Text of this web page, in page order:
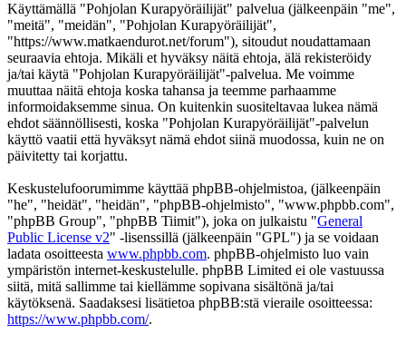
Käyttämällä "Pohjolan Kurapyöräilijät" palvelua (jälkeenpäin "me",
"meitä", "meidän", "Pohjolan Kurapyöräilijät",
"https://www.matkaendurot.net/forum"), sitoudut noudattamaan
seuraavia ehtoja. Mikäli et hyväksy näitä ehtoja, älä rekisteröidy
ja/tai käytä "Pohjolan Kurapyöräilijät"-palvelua. Me voimme
muuttaa näitä ehtoja koska tahansa ja teemme parhaamme
informoidaksemme sinua. On kuitenkin suositeltavaa lukea nämä
ehdot säännöllisesti, koska "Pohjolan Kurapyöräilijät"-palvelun
käyttö vaatii että hyväksyt nämä ehdot siinä muodossa, kuin ne on
päivitetty tai korjattu.
Keskustelufoorumimme käyttää phpBB-ohjelmistoa, (jälkeenpäin
"he", "heidät", "heidän", "phpBB-ohjelmisto", "www.phpbb.com",
"phpBB Group", "phpBB Tiimit"), joka on julkaistu "General
Public License v2" -lisenssillä (jälkeenpäin "GPL") ja se voidaan
ladata osoitteesta www.phpbb.com. phpBB-ohjelmisto luo vain
ympäristön internet-keskustelulle. phpBB Limited ei ole vastuussa
siitä, mitä sallimme tai kiellämme sopivana sisältönä ja/tai
käytöksenä. Saadaksesi lisätietoa phpBB:stä vieraile osoitteessa:
https://www.phpbb.com/.